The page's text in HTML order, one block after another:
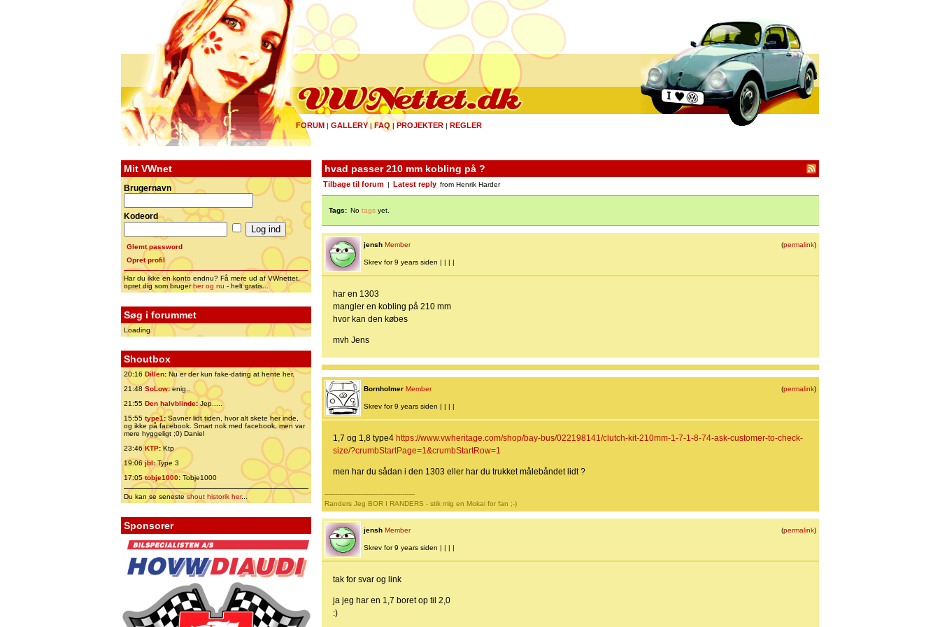
FORUM | GALLERY|FAQ | PROJEKTER | REGLER
Mit VWnet
Brugernavn
Kodeord
Glemt password
Opret profil
Har du ikke en konto endnu? Få mere ud af VWnettet,
opret dig som brugerher og nu - helt gratis...
Søg i forummet
Loading
Shoutbox
20:16 Dillen: Nu er der kun fake-dating at hente her.
21:48 SoLow:enig..
21:55 Den halvblinde:Jep.....
15:55 type1:Savner lidt tiden, hvor alt skete her inde,
og ikke på facebook. Smart nok med facebook, men var
mere hyggeligt ;0) Daniel
23:46 KTP:Ktp
19:06jbl:Type 3
17:05tobje1000: Tobje1000
Du kan se senesteshout historik her...
Sponsorer
hvad passer 210 mm kobling på ?
Tilbage til forum Latest reply from Henrik Harder
Tags: No tags yet.
(permalink)
jensh Member
Skrev for 9 years siden | | | |
har en 1303
mangler en kobling på 210 mm
hvor kan den købes
mvh Jens
(permalink)
Bornholmer Member
Skrev for 9 years siden | | | |
1,7 og 1,8 type4 https://www.vwheritage.com/shop/bay-bus/022198141/clutch-kit-210mm-1-7-1-8-74-ask-customer-to-check-
size/?crumbStartPage=1&crumbStartRow=1
men har du sådan i den 1303 eller har du trukket målebåndet lidt ?
-------------------------------------------
Randers Jeg BOR I RANDERS - stik mig en Mokai for fan ;-)
(permalink)
jensh Member
Skrev for 9 years siden | | | |
tak for svar og link
ja jeg har en 1,7 boret op til 2,0
:)